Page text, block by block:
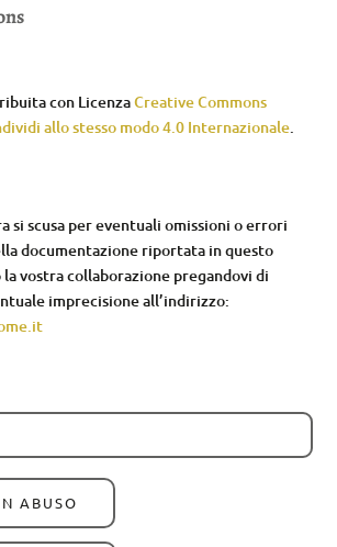
con LicenzaCreative Commons
allo stesso modo 4.0 Internazionale.
si scusa per eventuali omissioni o errori
documentazione riportata in questo
vostra collaborazione pregandovi di
imprecisione all’indirizzo:
ABUSO